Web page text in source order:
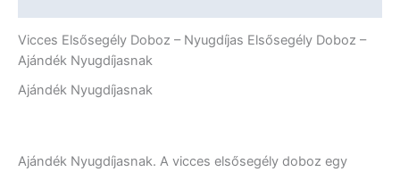
Vicces Elsősegély Doboz – Nyugdíjas Elsősegély Doboz –
Ajándék Nyugdíjasnak
Ajándék Nyugdíjasnak
Ajándék Nyugdíjasnak. A vicces elsősegély doboz egy